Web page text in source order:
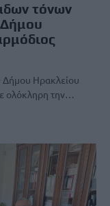
τόνων
Δήμου Ηρακλείου
ολόκληρη την…